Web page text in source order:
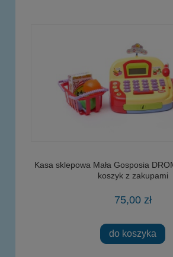
Kasa sklepowa Mała Gosposia
koszyk z zakupami
75,00 zł
do koszyka